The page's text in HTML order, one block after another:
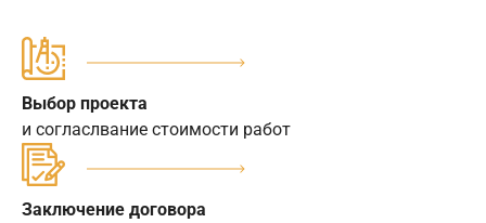
Выбор проекта
и согласлвание стоимости работ
Заключение договора